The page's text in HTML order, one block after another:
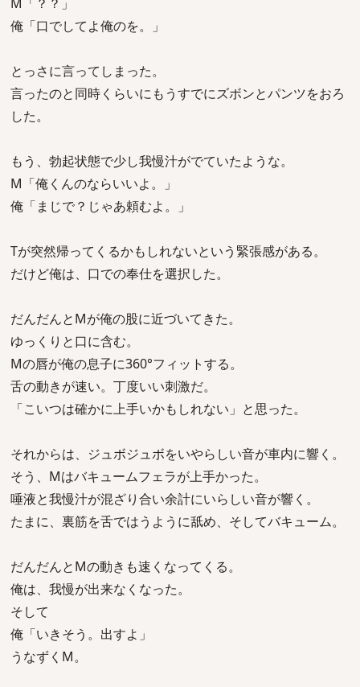
俺「口でしてよ俺のを。」
とっさに言ってしまった。
言ったのと同時くらいにもうすでにズボンとパンツをおろ
した。
もう、勃起状態で少し我慢汁がでていたような。
M「俺くんのならいいよ。」
俺「まじで？じゃあ頼むよ。」
Tが突然帰ってくるかもしれないという緊張感がある。
だけど俺は、口での奉仕を選択した。
だんだんとMが俺の股に近づいてきた。
ゆっくりと口に含む。
Mの唇が俺の息子に360°フィットする。
舌の動きが速い。丁度いい刺激だ。
「こいつは確かに上手いかもしれない」と思った。
それからは、ジュボジュボをいやらしい音が車内に響く。
そう、Mはバキュームフェラが上手かった。
唾液と我慢汁が混ざり合い余計にいらしい音が響く。
たまに、裏筋を舌ではうように舐め、そしてバキューム。
だんだんとMの動きも速くなってくる。
俺は、我慢が出来なくなった。
そして
俺「いきそう。出すよ」
うなずくM。